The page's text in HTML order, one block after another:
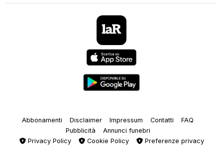
Abbonamenti Disclaimer Impressum Contatti
FAQ
Pubblicità
Annunci funebri
Privacy Policy
Cookie Policy Preferenze privacy